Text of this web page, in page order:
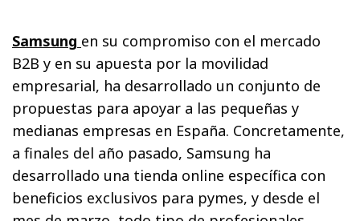
Samsung en su compromiso con el mercado
B2B y en su apuesta por la movilidad
empresarial, ha desarrollado un conjunto de
propuestas para apoyar a las pequeñas y
medianas empresas en España. Concretamente,
a finales del año pasado, Samsung ha
desarrollado una tienda online específica con
beneficios exclusivos para pymes, y desde el